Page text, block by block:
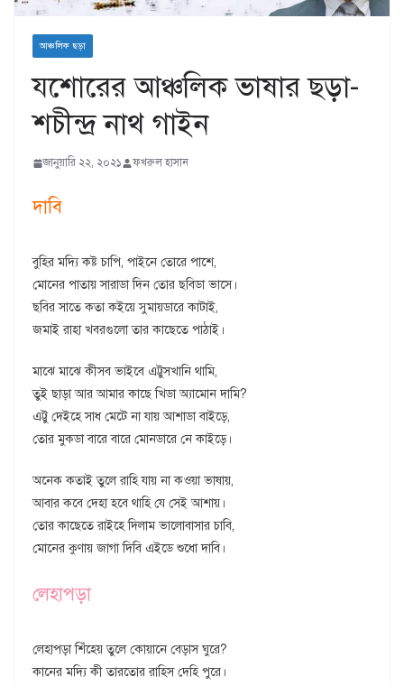
আঞ্চলিক ছড়া
যশোরের আঞ্চলিক ভাষার ছড়া-
শচীন্দ্র নাথ গাইন
জানুয়ারি ২২, ২০২১ ফখরুল হাসান
দাবি
বুহির মদ্যি কষ্ট চাপি, পাইনে তোরে পাশে,
মোনের পাতায় সারাডা দিন তোর ছবিডা ভাসে।
ছবির সাতে কতা কইয়ে সুমায়ডারে কাটাই,
জমাই রাহা খবরগুলো তার কাছেতে পাঠাই।
মাঝে মাঝে কীসব ভাইবে এট্টুসখানি থামি,
তুই ছাড়া আর আমার কাছে খিডা অ্যামোন দামি?
এট্টু দেইহে সাধ মেটে না যায় আশাডা বাইড়ে,
তোর মুকডা বারে বারে মোনডারে নে কাইড়ে।
অনেক কতাই তুলে রাহি যায় না কওয়া ভাষায়,
আবার কবে দেহা হবে থাহি যে সেই আশায়।
তোর কাছেতে রাইহে দিলাম ভালোবাসার চাবি,
মোনের কুণায় জাগা দিবি এইডে শুধো দাবি।
লেহাপড়া
লেহাপড়া শিঁহেয় তুলে কোয়ানে বেড়াস ঘুরে?
কানের মদ্যি কী তারতোর রাহিস দেহি পুরে।